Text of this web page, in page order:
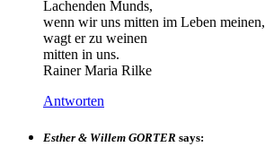
Lachenden Munds,
wenn wir uns mitten im Leben meinen,
wagt er zu weinen
mitten in uns.
Rainer Maria Rilke
Antworten
Esther & Willem GORTER says: